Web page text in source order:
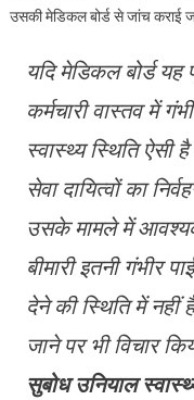
उसकी मेडिकल बोर्ड से जांच कराई
यदि मेडिकल बोर्ड
कर्मचारी वास्तव में
स्वास्थ्य स्थिति ऐसी
सेवा दायित्वों का
उसके मामले में आवश्यक
बीमारी इतनी गंभीर
देने की स्थिति में नहीं
जाने पर भी विचार
सुबोध उनियाल